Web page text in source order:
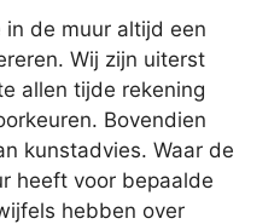
in de muur altijd een
Wij zijn uiterst
allen tijde rekening
Bovendien
kunstadvies. Waar de
heeft voor bepaalde
hebben over